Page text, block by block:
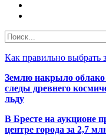
Как правильно выбрать
Землю накрыло
следы древнего
льду
В Бресте на аукционе
центре города за 2,7